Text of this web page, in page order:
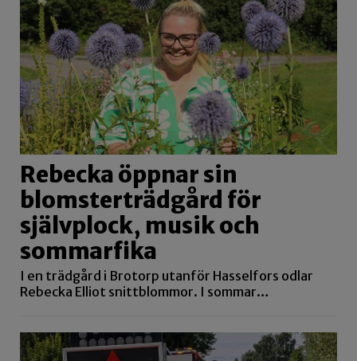
Rebecka öppnar sin
blomsterträdgård för
självplock, musik och
sommarfika
I en trädgård i Brotorp utanför Hasselfors odlar
Rebecka Elliot snittblommor. I sommar…